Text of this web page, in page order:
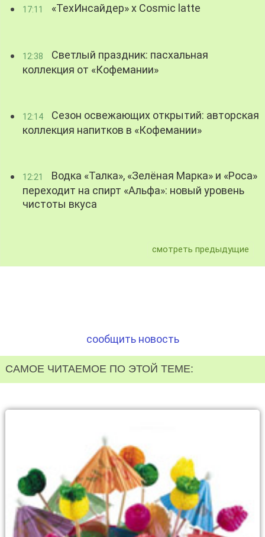
17:11 «ТехИнсайдер» х Cosmic latte
12:38
Светлый праздник: пасхальная
коллекция от «Кофемании»
12:14
Сезон освежающих открытий: авторская
коллекция напитков в «Кофемании»
12:21
Водка «Талка», «Зелёная Марка» и «Роса»
переходит на спирт «Альфа»: новый уровень
чистоты вкуса
смотреть предыдущие
сообщить новость
САМОЕ ЧИТАЕМОЕ ПО ЭТОЙ ТЕМЕ: